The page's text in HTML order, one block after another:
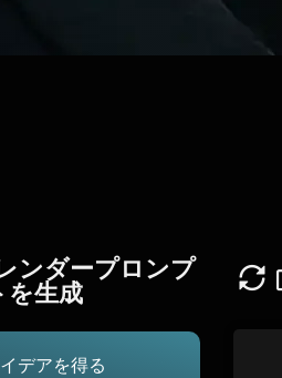
ンダープロンプ
を生成
デアを得る